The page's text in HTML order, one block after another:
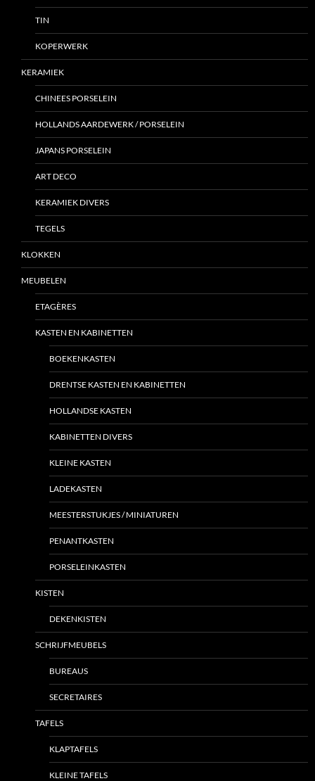
TIN
KOPERWERK
KERAMIEK
CHINEES PORSELEIN
HOLLANDS AARDEWERK / PORSELEIN
JAPANS PORSELEIN
ART DECO
KERAMIEK DIVERS
TEGELS
KLOKKEN
MEUBELEN
ETAGÈRES
KASTEN EN KABINETTEN
BOEKENKASTEN
DRENTSE KASTEN EN KABINETTEN
HOLLANDSE KASTEN
KABINETTEN DIVERS
KLEINE KASTEN
LADEKASTEN
MEESTERSTUKJES / MINIATUREN
PENANTKASTEN
PORSELEINKASTEN
KISTEN
DEKENKISTEN
SCHRIJFMEUBELS
BUREAUS
SECRETAIRES
TAFELS
KLAPTAFELS
KLEINE TAFELS